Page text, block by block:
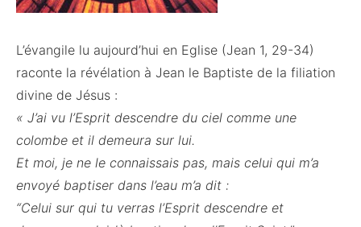
L’évangile lu aujourd’hui en Eglise (Jean 1, 29-34)
raconte la révélation à Jean le Baptiste de la filiation
divine de Jésus :
« J’ai vu l’Esprit descendre du ciel comme une
colombe et il demeura sur lui.
Et moi, je ne le connaissais pas, mais celui qui m’a
envoyé baptiser dans l’eau m’a dit :
“Celui sur qui tu verras l’Esprit descendre et